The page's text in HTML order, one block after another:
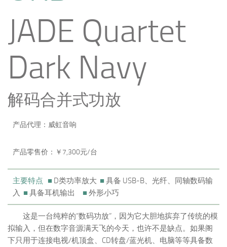
JADE Quartet
Dark Navy
解码合并式功放
产品代理：威虹音响
产品零售价：￥7,300元/台
主要特点 ■ D类功率放大 ■具备 USB-B、光纤、同轴数码输
入 ■具备耳机输出 ■外形小巧
这是一台纯粹的“数码功放”，因为它大胆地摈弃了传统的模
拟输入，但在数字音源满天飞的今天，也许不是缺点。如果阁
下只用于连接电视/机顶盒、CD转盘/蓝光机、电脑等等具备数